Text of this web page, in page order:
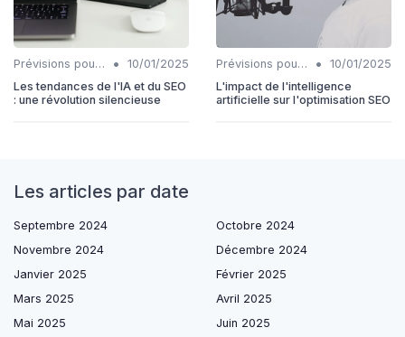
Prévisions pour l'intégration IA et SEO •
10/01/2025
Les tendances de l'IA et du SEO
: une révolution silencieuse
Prévisions pour l'intégration IA et SEO •
10/01/2025
L'impact de l'intelligence
artificielle sur l'optimisation SEO
Les articles par date
Septembre 2024
Octobre 2024
Novembre 2024
Décembre 2024
Janvier 2025
Février 2025
Mars 2025
Avril 2025
Mai 2025
Juin 2025